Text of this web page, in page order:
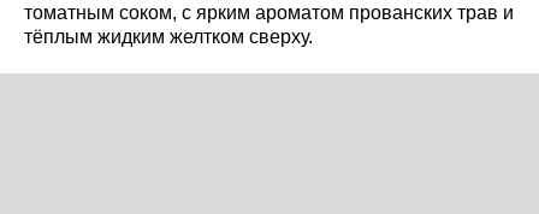
томатным соком, с ярким ароматом прованских трав и
тёплым жидким желтком сверху.